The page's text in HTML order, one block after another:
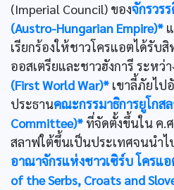
(Imperial Council) ของจักรวร
(Austro-Hungarian Empire)*
เรียกร้องให้ชาวโครแอตได้รับ
ออสเตรียและชาวฮังการี ระหว่า
(First World War)* เขาลี้ภัยไป
ประธานคณะกรรมาธิการยูโกส
Committee)* ที่จัดตั้งขึ้นใน ค.
สลาฟใต้ขึ้นเป็นประเทศจนนำไ
อาณาจักรแห่งชาวเซิร์บ โครแ
of the Serbs, Croats and